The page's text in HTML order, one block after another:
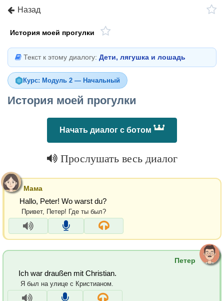
Назад
История моей прогулки
Текст к этому диалогу: Дети, лягушка и лошадь
Курс: Модуль 2 — Начальный
История моей прогулки
Начать диалог с ботом
Прослушать весь диалог
Мама
Hallo, Peter! Wo warst du?
Привет, Петер! Где ты был?
Петер
Ich war draußen mit Christian.
Я был на улице с Кристианом.